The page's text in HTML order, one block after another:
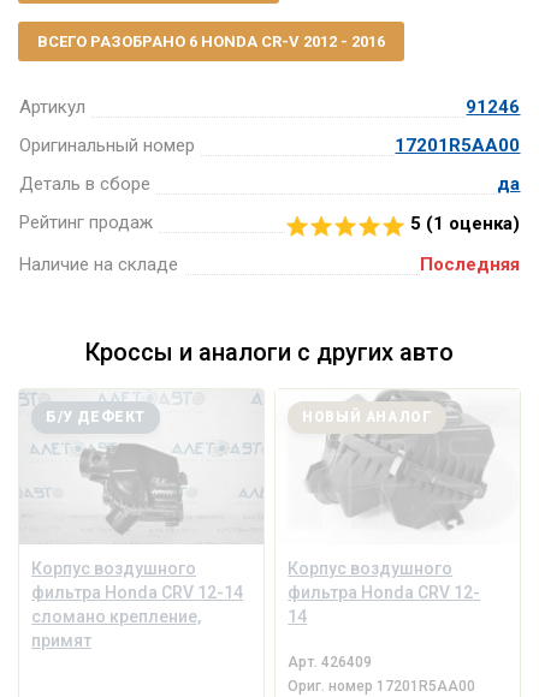
Артикул
91246
Оригинальный номер
17201R5AA00
Деталь в сборе
да
Рейтинг продаж
5 (1 оценка)
Наличие на складе
Последняя
ВСЕГО РАЗОБРАНО 6 HONDA CR-V 2012 - 2016
Кроссы и аналоги с других авто
Корпус воздушного
фильтра Honda CRV 12-14
сломано крепление,
примят
Б/У ДЕФЕКТ
Корпус воздушного
фильтра Honda CRV 12-
14
НОВЫЙ АНАЛОГ
Арт.426409
Ориг. номер 17201R5AA00